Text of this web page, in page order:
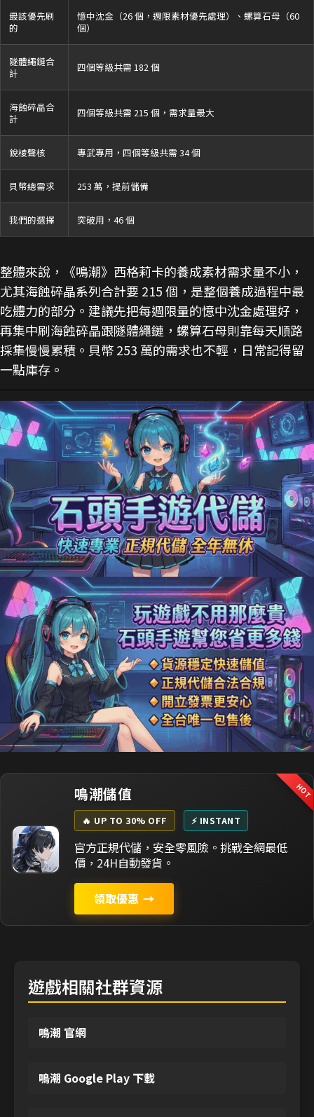
最該優先刷
的
憶中沈金（26 個，週限素材優先處理）、螺算石母（60
個）
隧體繩鏈合
計
四個等級共需 182 個
海蝕碎晶合
計
四個等級共需 215 個，需求量最大
銳棱聲核 專武專用，四個等級共需 34 個
貝幣總需求 253 萬，提前儲備
我們的選擇 突破用，46 個
整體來說，《鳴潮》西格莉卡的養成素材需求量不小，
尤其海蝕碎晶系列合計要 215 個，是整個養成過程中最
吃體力的部分。建議先把每週限量的憶中沈金處理好，
再集中刷海蝕碎晶跟隧體繩鏈，螺算石母則靠每天順路
採集慢慢累積。貝幣 253 萬的需求也不輕，日常記得留
一點庫存。
HOT
鳴潮儲值
🔥 UP TO 30% OFF ⚡ INSTANT
官方正規代儲，安全零風險。挑戰全網最低
價，24H自動發貨。
領取優惠 →
遊戲相關社群資源
鳴潮 官網
鳴潮 Google Play 下載